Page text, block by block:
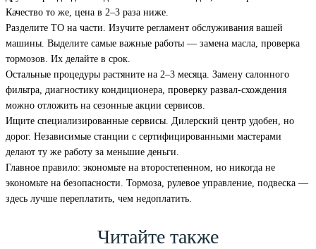
Качество то же, цена в 2–3 раза ниже.
Разделите ТО на части. Изучите регламент обслуживания вашей
машины. Выделите самые важные работы — замена масла, проверка
тормозов. Их делайте в срок.
Остальные процедуры растяните на 2–3 месяца. Замену салонного
фильтра, диагностику кондиционера, проверку развал-схождения
можно отложить на сезонные акции сервисов.
Ищите специализированные сервисы. Дилерский центр удобен, но
дорог. Независимые станции с сертифицированными мастерами
делают ту же работу за меньшие деньги.
Главное правило: экономьте на второстепенном, но никогда не
экономьте на безопасности. Тормоза, рулевое управление, подвеска —
здесь лучше переплатить, чем недоплатить.
Читайте также